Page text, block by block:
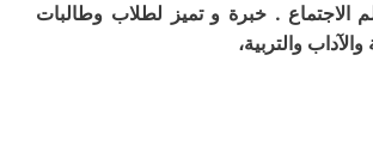
الاجتماع . خبرة و تميز لطلاب وطالبات
والتربية،